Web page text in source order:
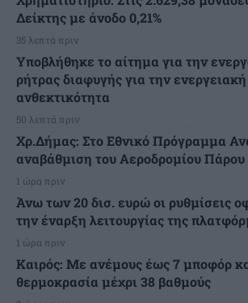
Δείκτης με άνοδο 0,21%
35 λεπτά πριν
Υποβλήθηκε το αίτημα για την
ρήτρας διαφυγής για την ενεργειακή
ανθεκτικότητα
50 λεπτά πριν
Χρ.Δήμας: Στο Εθνικό Πρόγραμμα
αναβάθμιση του Αεροδρομίου Πάρου
1 ώρα πριν
Άνω των 20 δισ. ευρώ οι ρυθμίσεις
την έναρξη λειτουργίας της
1 ώρα πριν
Καιρός: Με ανέμους έως 7 μποφόρ
θερμοκρασία μέχρι 38 βαθμούς